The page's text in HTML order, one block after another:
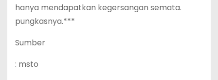
hanya mendapatkan kegersangan semata.
pungkasnya.***
Sumber
: msto